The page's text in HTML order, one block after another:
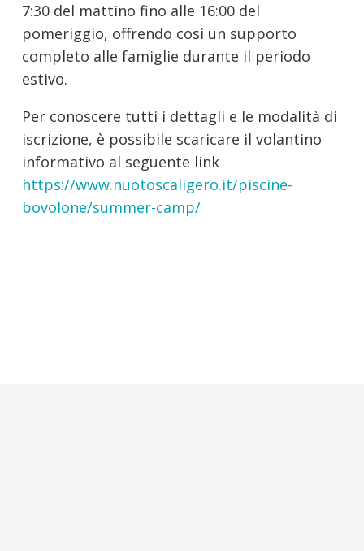
7:30 del mattino fino alle 16:00 del
pomeriggio, offrendo così un supporto
completo alle famiglie durante il periodo
estivo.
Per conoscere tutti i dettagli e le modalità di
iscrizione, è possibile scaricare il volantino
informativo al seguente link
https://www.nuotoscaligero.it/piscine-
bovolone/summer-camp/